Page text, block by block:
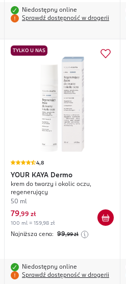
Niedostępny online
Sprawdź dostępność w drogerii
TYLKO U NAS
4,8
YOUR KAYA Dermo
krem do twarzy i okolic oczu,
regenerujący
50 ml
79,99 zł
100 ml = 159,98 zł
Najniższa cena: 99,99 zł
Niedostępny online
Sprawdź dostępność w drogerii